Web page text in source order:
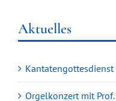
Aktuelles
Kantatengottesdienst
Orgelkonzert mit